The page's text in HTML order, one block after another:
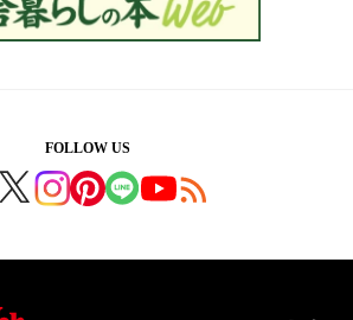
FOLLOW US